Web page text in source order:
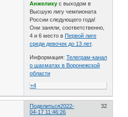
Анжелику с выходом в
Высшую лигу чемпионата
России следующего года!
Они заняли, соответственно,
4 и 6 место в Первой лиге
среди девочек до 13 лет.
Информация:Телеграм-канал
о шахматах в Воронежской
области
+4
Поделиться 32
2022-
04-17 11:46:26